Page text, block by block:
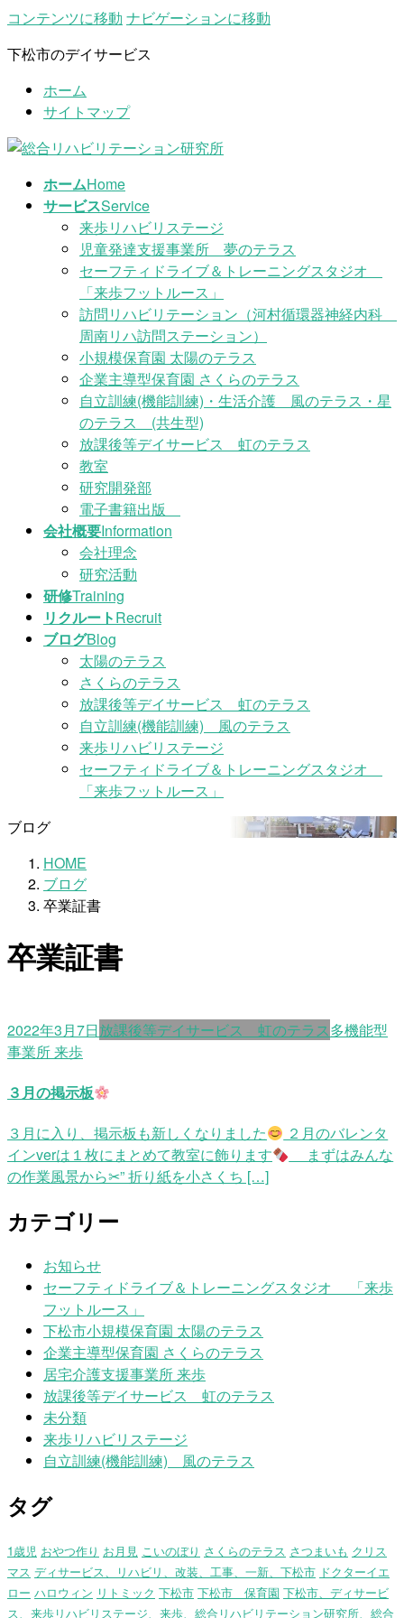
コンテンツに移動 ナビゲーションに移動
下松市のデイサービス
ホーム
サイトマップ
ホームHome
サービスService
来歩リハビリステージ
児童発達支援事業所 夢のテラス
セーフティドライブ＆トレーニングスタジオ
「来歩フットルース」
訪問リハビリテーション（河村循環器神経内科
周南リハ訪問ステーション）
小規模保育園 太陽のテラス
企業主導型保育園 さくらのテラス
自立訓練(機能訓練)・生活介護 風のテラス・星
のテラス (共生型)
放課後等デイサービス 虹のテラス
教室
研究開発部
電子書籍出版
会社概要Information
会社理念
研究活動
研修Training
リクルートRecruit
ブログBlog
太陽のテラス
さくらのテラス
放課後等デイサービス 虹のテラス
自立訓練(機能訓練) 風のテラス
来歩リハビリステージ
セーフティドライブ＆トレーニングスタジオ
「来歩フットルース」
ブログ
HOME
ブログ
卒業証書
卒業証書
2022年3月7日放課後等デイサービス 虹のテラス多機能型
事業所 来歩
３月の掲示板
３月に入り、掲示板も新しくなりました
２月のバレンタ
インverは１枚にまとめて教室に飾ります
まずはみんな
の作業風景から✂” 折り紙を小さくち […]
カテゴリー
お知らせ
セーフティドライブ＆トレーニングスタジオ 「来歩
フットルース」
下松市小規模保育園 太陽のテラス
企業主導型保育園 さくらのテラス
居宅介護支援事業所 来歩
放課後等デイサービス 虹のテラス
未分類
来歩リハビリステージ
自立訓練(機能訓練) 風のテラス
タグ
1歳児 おやつ作り お月見 こいのぼり さくらのテラス さつまいも クリス
マス ディサービス、リハビリ、改装、工事、一新、下松市 ドクターイエ
ロー ハロウィン リトミック 下松市 下松市 保育園 下松市、ディサービ
ス、来歩リハビリステージ、来歩、総合リハビリテーション研究所、総合